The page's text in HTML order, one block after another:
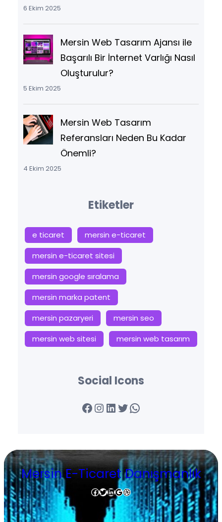
6 Ekim 2025
Mersin Web Tasarım Ajansı ile
Başarılı Bir İnternet Varlığı Nasıl
Oluşturulur?
5 Ekim 2025
Mersin Web Tasarım
Referansları Neden Bu Kadar
Önemli?
4 Ekim 2025
Etiketler
e ticaret
mersin e-ticaret
mersin e-ticaret sitesi
mersin google sıralama
mersin marka patent
mersin pazaryeri
mersin seo
mersin web sitesi
mersin web tasarım
Social Icons
Facebook InstagramLinkedIn Twitter WhatsApp
Mersin E-Ticaret Danışmanlık
Facebook Twitter LinkedIn Google Dribbble